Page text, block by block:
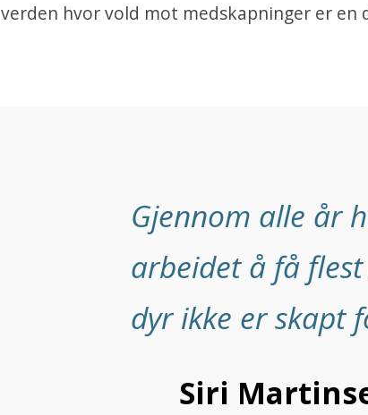
verden hvor vold mot medskapninger er en
Gjennom alle år
arbeidet å få
dyr ikke er skapt
Siri